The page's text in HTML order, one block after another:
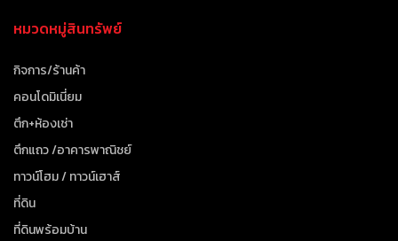
หมวดหมู่สินทรัพย์
กิจการ/ร้านค้า
คอนโดมิเนี่ยม
ตึก+ห้องเช่า
ตึกแถว /อาคารพาณิชย์
ทาวน์โฮม / ทาวน์เฮาส์
ที่ดิน
ที่ดินพร้อมบ้าน